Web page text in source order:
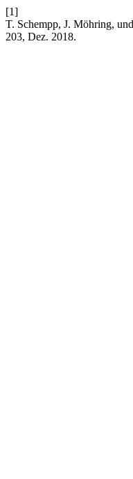
[1]
T. Schempp, J. Möhring,
203, Dez. 2018.